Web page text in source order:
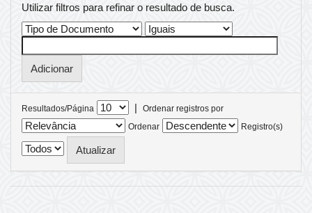
Utilizar filtros para refinar o resultado de busca.
Resultados/Página |
Ordenar registros por
Ordenar
Registro(s)